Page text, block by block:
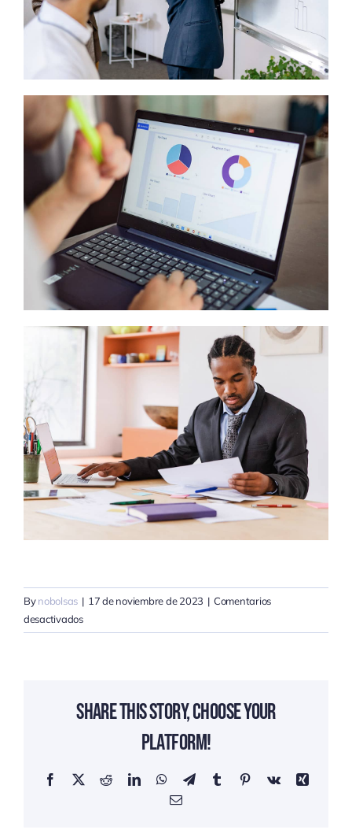
Bynobolsas | 17 de noviembre de 2023 | Comentarios
desactivadosen
Learn
Share This Story, Choose Your
Platform!
Facebook
X RedditLinkedInWhatsApp
TelegramTumblrPinterestVk
Xing
Email